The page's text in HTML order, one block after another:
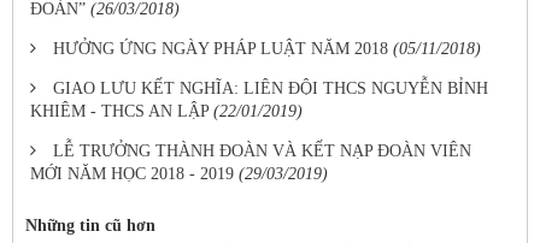
ĐOÀN” (26/03/2018)
HƯỞNG ỨNG NGÀY PHÁP LUẬT NĂM 2018 (05/11/2018)
GIAO LƯU KẾT NGHĨA: LIÊN ĐỘI THCS NGUYỄN BỈNH
KHIÊM - THCS AN LẬP (22/01/2019)
LỄ TRƯỞNG THÀNH ĐOÀN VÀ KẾT NẠP ĐOÀN VIÊN
MỚI NĂM HỌC 2018 - 2019 (29/03/2019)
Những tin cũ hơn